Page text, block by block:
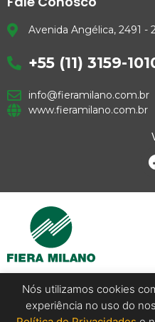
Avenida Angélica, 2491 -
+55 (11) 3159-
info@fieramilano.com.br
www.fieramilano.com.br
Copyright @ 2024 Wire
Nós utilizamos cookies
experiência no uso do